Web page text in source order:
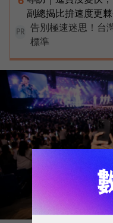
副總揭比拚速度更
PR
告別極速迷思！台
標準